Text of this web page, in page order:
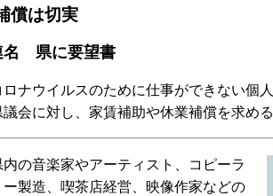
償は切実
県に要望書
ナウイルスのために仕事ができない個
会に対し、家賃補助や休業補償を求め
の音楽家やアーティスト、コピーラ
製造、喫茶店経営、映像作家などの